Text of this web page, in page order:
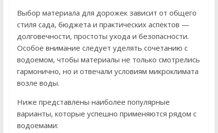
Выбор материала для дорожек зависит от общего
стиля сада, бюджета и практических аспектов —
долговечности, простоты ухода и безопасности.
Особое внимание следует уделять сочетанию с
водоемом, чтобы материалы не только смотрелись
гармонично, но и отвечали условиям микроклимата
возле воды.
Ниже представлены наиболее популярные
варианты, которые успешно применяются рядом с
водоемами: